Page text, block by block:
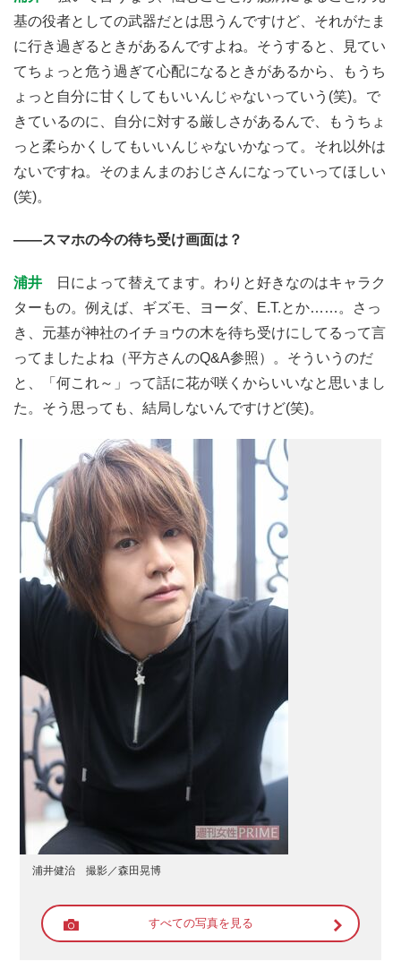
基の役者としての武器だとは思うんですけど、それがたま
に行き過ぎるときがあるんですよね。そうすると、見てい
てちょっと危う過ぎて心配になるときがあるから、もうち
ょっと自分に甘くしてもいいんじゃないっていう(笑)。で
きているのに、自分に対する厳しさがあるんで、もうちょ
っと柔らかくしてもいいんじゃないかなって。それ以外は
ないですね。そのまんまのおじさんになっていってほしい
(笑)。
――スマホの今の待ち受け画面は？
浦井 日によって替えてます。わりと好きなのはキャラク
ターもの。例えば、ギズモ、ヨーダ、E.T.とか……。さっ
き、元基が神社のイチョウの木を待ち受けにしてるって言
ってましたよね（平方さんのQ&A参照）。そういうのだ
と、「何これ～」って話に花が咲くからいいなと思いまし
た。そう思っても、結局しないんですけど(笑)。
浦井健治 撮影／森田晃博
すべての写真を見る